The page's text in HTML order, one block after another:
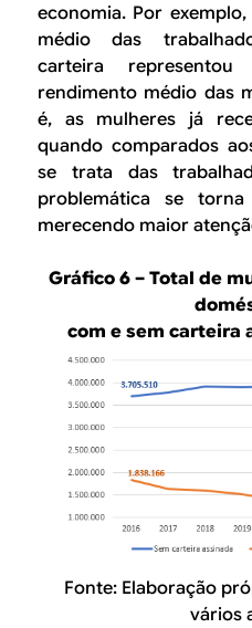
economia. Por
médio das
carteira
rendimento médio das
é, as mulheres já
quando comparados
se trata das
problemática se
merecendo maior
Gráfico 6 – Total de
com e sem carteira
Fonte: Elaboração
vários